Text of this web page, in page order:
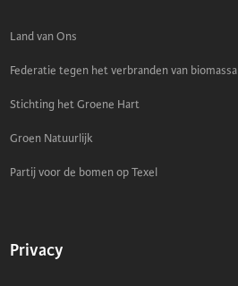
Land van Ons
Federatie tegen het verbranden van biomassa
Stichting het Groene Hart
Groen Natuurlijk
Partij voor de bomen op Texel
Privacy